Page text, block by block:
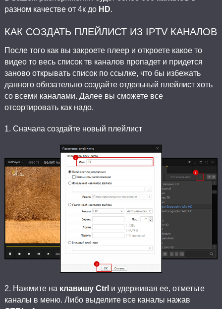
разном качестве от 4к до HD.
КАК СОЗДАТЬ ПЛЕЙЛИСТ ИЗ IPTV КАНАЛОВ
После того как вы закроете плеер и откроете какое то
видео то весь список тв каналов пропадет и придется
заново открывать список по ссылке, что бы избежать
данного обязательно создайте отдельный плейлист хоть
со всеми каналами. Далее вы сможете все
отсортировать как надо.
1. Сначала создайте новый плейлист
2. Нажмите на клавишу Ctrl и удерживая ее, отметьте
каналы в меню. Либо выделите все каналы нажав